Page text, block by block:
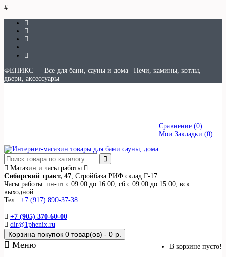
#
ФЕНИКС — Все для бани, сауны и дома | Печи, камины, котлы,
двери, аксессуары
Сравнение (0)
Мои Закладки (0)
Магазин и часы работы
Сибирский тракт, 47, Стройбаза РИФ склад Г-17
Часы работы: пн-пт с 09:00 до 16:00; сб с 09:00 до 15:00; вск
выходной.
Тел.: +7 (917) 890-37-38
+7 (905) 370-60-00
dir@1phenix.ru
Корзина покупок 0 товар(ов) - 0 р.
В корзине пусто!
Меню